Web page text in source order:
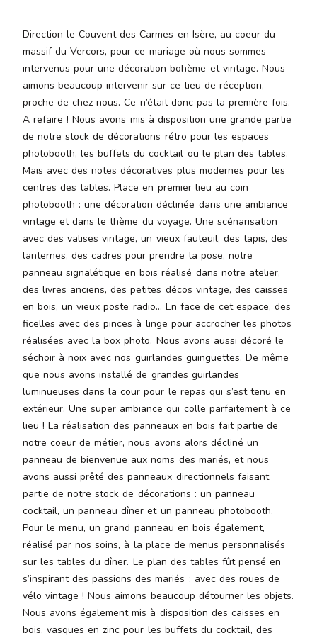
Direction le Couvent des Carmes en Isère, au coeur du
massif du Vercors, pour ce mariage où nous sommes
intervenus pour une décoration bohème et vintage. Nous
aimons beaucoup intervenir sur ce lieu de réception,
proche de chez nous. Ce n’était donc pas la première fois.
A refaire ! Nous avons mis à disposition une grande partie
de notre stock de décorations rétro pour les espaces
photobooth, les buffets du cocktail ou le plan des tables.
Mais avec des notes décoratives plus modernes pour les
centres des tables. Place en premier lieu au coin
photobooth : une décoration déclinée dans une ambiance
vintage et dans le thème du voyage. Une scénarisation
avec des valises vintage, un vieux fauteuil, des tapis, des
lanternes, des cadres pour prendre la pose, notre
panneau signalétique en bois réalisé dans notre atelier,
des livres anciens, des petites décos vintage, des caisses
en bois, un vieux poste radio… En face de cet espace, des
ficelles avec des pinces à linge pour accrocher les photos
réalisées avec la box photo. Nous avons aussi décoré le
séchoir à noix avec nos guirlandes guinguettes. De même
que nous avons installé de grandes guirlandes
luminueuses dans la cour pour le repas qui s’est tenu en
extérieur. Une super ambiance qui colle parfaitement à ce
lieu ! La réalisation des panneaux en bois fait partie de
notre coeur de métier, nous avons alors décliné un
panneau de bienvenue aux noms des mariés, et nous
avons aussi prêté des panneaux directionnels faisant
partie de notre stock de décorations : un panneau
cocktail, un panneau dîner et un panneau photobooth.
Pour le menu, un grand panneau en bois également,
réalisé par nos soins, à la place de menus personnalisés
sur les tables du dîner. Le plan des tables fût pensé en
s’inspirant des passions des mariés : avec des roues de
vélo vintage ! Nous aimons beaucoup détourner les objets.
Nous avons également mis à disposition des caisses en
bois, vasques en zinc pour les buffets du cocktail, des
mollis
Maecenas
faucibus
mollis
interdum.
Etiam porta
sem
malesuada
magna
mollis
euismod.